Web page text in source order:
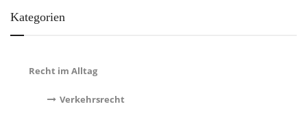
Kategorien
Recht im Alltag
Verkehrsrecht